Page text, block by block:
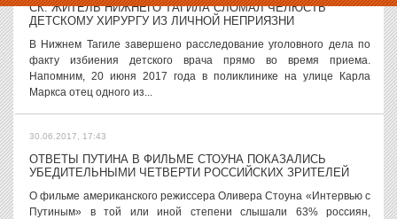
СК: ЖИТЕЛЬ НИЖНЕГО ТАГИЛА СЛОМАЛ ЧЕЛЮСТЬ
ДЕТСКОМУ ХИРУРГУ ИЗ ЛИЧНОЙ НЕПРИЯЗНИ
В Нижнем Тагиле завершено расследование уголовного дела по
факту избиения детского врача прямо во время приема.
Напомним, 20 июня 2017 года в поликлинике на улице Карла
Маркса отец одного из...
30.06.2017, 17:43
ОТВЕТЫ ПУТИНА В ФИЛЬМЕ СТОУНА ПОКАЗАЛИСЬ
УБЕДИТЕЛЬНЫМИ ЧЕТВЕРТИ РОССИЙСКИХ ЗРИТЕЛЕЙ
О фильме американского режиссера Оливера Стоуна «Интервью с
Путиным» в той или иной степени слышали 63% россиян,